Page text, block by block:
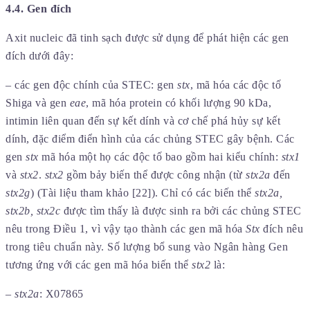
4.4. Gen đích
Axit nucleic đã tinh sạch được sử dụng để phát hiện các gen
đích dưới đây:
– các gen độc chính của STEC: gen stx, mã hóa các độc tố
Shiga và gen eae, mã hóa protein có khối lượng 90 kDa,
intimin liên quan đến sự kết dính và cơ chế phá hủy sự kết
dính, đặc điểm điển hình của các chủng STEC gây bệnh. Các
gen stx mã hóa một họ các độc tố bao gồm hai kiểu chính: stx1
và stx2. stx2 gồm bảy biến thể được công nhận (từ stx2a đến
stx2g) (Tài liệu tham khảo [22]). Chỉ có các biến thể stx2a,
stx2b, stx2c được tìm thấy là được sinh ra bởi các chủng STEC
nêu trong Điều 1, vì vậy tạo thành các gen mã hóa Stx đích nêu
trong tiêu chuẩn này. Số lượng bổ sung vào Ngân hàng Gen
tương ứng với các gen mã hóa biến thể stx2 là:
– stx2a: X07865